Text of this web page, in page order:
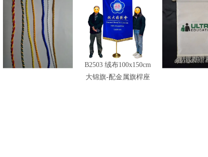
车绳锦旗边绳颜色
B2503 绒布100x150cm
大锦旗-配金属旗桿座
B2511-S 特殊